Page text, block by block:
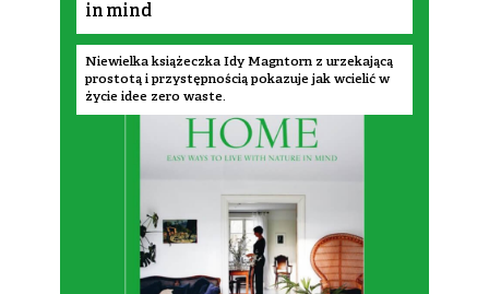
in mind
Niewielka książeczka Idy Magntorn z urzekającą
prostotą i przystępnością pokazuje jak wcielić w
życie idee zero waste.